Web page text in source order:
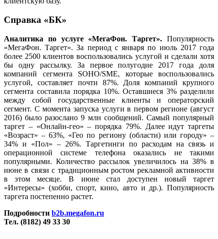
Справка «БК»
Аналитика по услуге «МегаФон. Таргет». Популярность
«МегаФон. Таргет». За период с января по июль 2017 года
более 2500 клиентов воспользовались услугой и сделали хотя
бы одну рассылку. За первое полугодие 2017 года доля
компаний сегмента SOHO/SME, которые воспользовались
услугой, составляет почти 87%. Доля компаний крупного
сегмента составила порядка 10%. Оставшиеся 3% разделили
между собой государственные клиенты и операторский
сегмент. С момента запуска услуги в первом регионе (август
2016) было разослано 9 млн сообщений. Самый популярный
таргет – «Онлайн-гео» – порядка 79%. Далее идут таргеты
«Возраст» – 63%, «Гео по региону (области) или городу» –
34% и «Пол» – 26%. Таргетинги по расходам на связь и
операционной системе телефона оказались не такими
популярными. Количество рассылок увеличилось на 38% в
июне в связи с традиционным ростом рекламной активности
в этом месяце. В июне стал доступен новый таргет
«Интересы» (хобби, спорт, кино, авто и др.). Популярность
таргета постепенно растет.
Подробности b2b.megafon.ru
Тел. (8182) 49 33 30